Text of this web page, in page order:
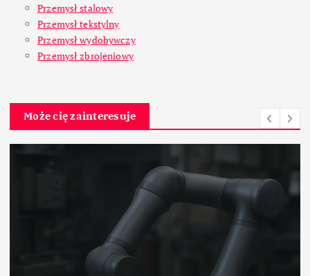
Przemysł stalowy
Przemysł tekstylny
Przemysł wydobywczy
Przemysł zbrojeniowy
Może cię zainteresuje